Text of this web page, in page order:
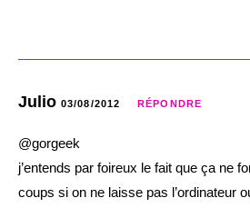
Julio 03/08/2012 RÉPONDRE
@gorgeek
j’entends par foireux le fait que ça ne
coups si on ne laisse pas l’ordinateur